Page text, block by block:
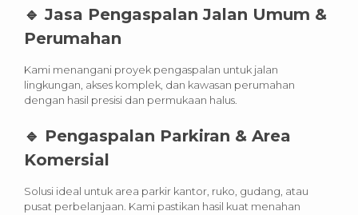
🔹 Jasa Pengaspalan Jalan Umum &
Perumahan
Kami menangani proyek pengaspalan untuk jalan
lingkungan, akses komplek, dan kawasan perumahan
dengan hasil presisi dan permukaan halus.
🔹 Pengaspalan Parkiran & Area
Komersial
Solusi ideal untuk area parkir kantor, ruko, gudang, atau
pusat perbelanjaan. Kami pastikan hasil kuat menahan